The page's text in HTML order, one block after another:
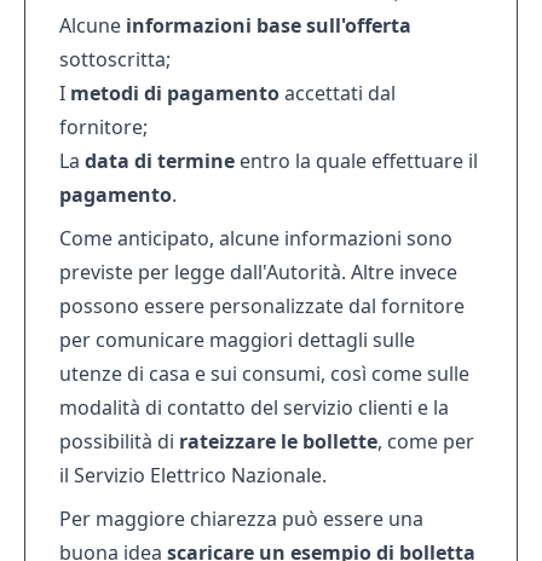
Alcune informazioni base sull'offerta
sottoscritta;
I metodi di pagamentoaccettati dal
fornitore;
La data di termine entro la quale effettuare il
pagamento.
Come anticipato, alcune informazioni sono
previste per legge dall'Autorità. Altre invece
possono essere personalizzate dal fornitore
per comunicare maggiori dettagli sulle
utenze di casa e sui consumi, così come sulle
modalità di contatto del servizio clienti e la
possibilità di rateizzare le bollette, come per
il Servizio Elettrico Nazionale.
Per maggiore chiarezza può essere una
buona idea scaricare un esempio di bolletta